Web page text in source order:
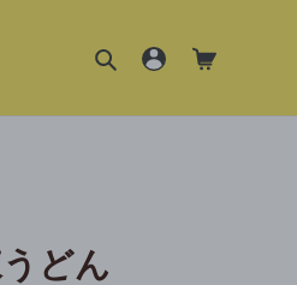
検索 ログインカート
どん